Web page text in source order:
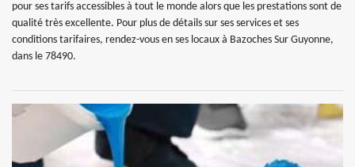
pour ses tarifs accessibles à tout le monde alors que les prestations sont de
qualité très excellente. Pour plus de détails sur ses services et ses
conditions tarifaires, rendez-vous en ses locaux à Bazoches Sur Guyonne,
dans le 78490.